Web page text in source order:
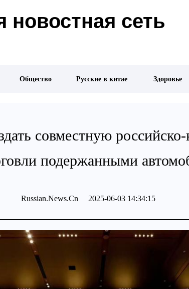
новостная сеть
Общество Русские в китае Здоровье
совместную
подержанными
Russian.News.Cn 2025-06-03 14:34:15